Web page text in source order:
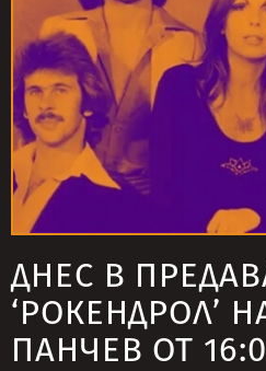
ДНЕС В
‘РОКЕНДРОЛ’
ПАНЧЕВ ОТ